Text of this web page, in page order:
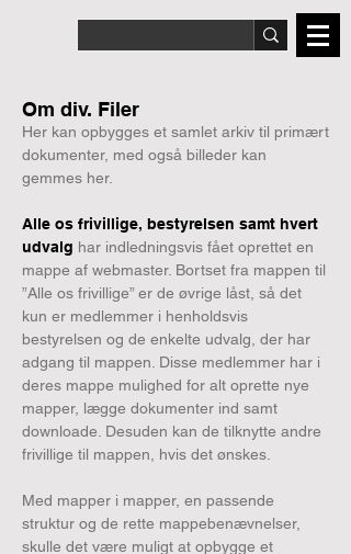
Om div. Filer
Her kan opbygges et samlet arkiv til primært
dokumenter, med også billeder kan
gemmes her.
Alle os frivillige, bestyrelsen samt hvert
udvalg har indledningsvis fået oprettet en
mappe af webmaster. Bortset fra mappen til
”Alle os frivillige” er de øvrige låst, så det
kun er medlemmer i henholdsvis
bestyrelsen og de enkelte udvalg, der har
adgang til mappen. Disse medlemmer har i
deres mappe mulighed for alt oprette nye
mapper, lægge dokumenter ind samt
downloade. Desuden kan de tilknytte andre
frivillige til mappen, hvis det ønskes.
Med mapper i mapper, en passende
struktur og de rette mappebenævnelser,
skulle det være muligt at opbygge et